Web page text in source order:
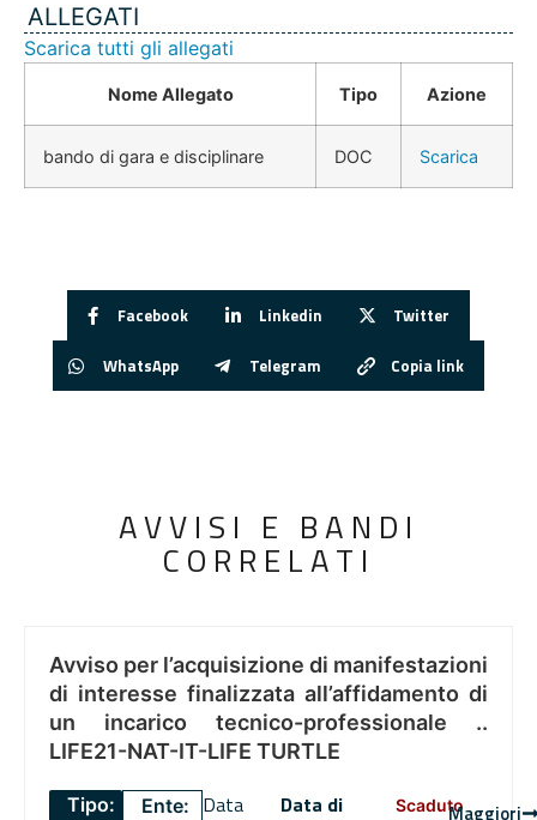
ALLEGATI
Scarica tutti gli allegati
Nome Allegato Tipo Azione
bando di gara e disciplinare DOC Scarica
Facebook Linkedin Twitter
WhatsApp Telegram Copia link
AVVISI E BANDI
CORRELATI
Avviso per l’acquisizione di manifestazioni
di interesse finalizzata all’affidamento di
un incarico tecnico-professionale ..
LIFE21-NAT-IT-LIFE TURTLE
Tipo: Ente:
Data
Data di
ScadutoMaggiori